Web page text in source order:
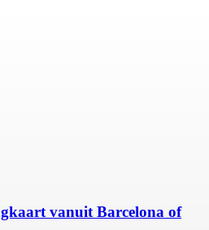
vanuit Barcelona of